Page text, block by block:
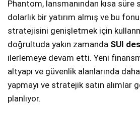
Phantom, lansmanından kısa
dolarlık bir yatırım almış ve bu
stratejisini genişletmek için
doğrultuda yakın zamanda SUI
ilerlemeye devam etti. Yeni
altyapı ve güvenlik alanlarında
yapmayı ve stratejik satın alımlar
planlıyor.